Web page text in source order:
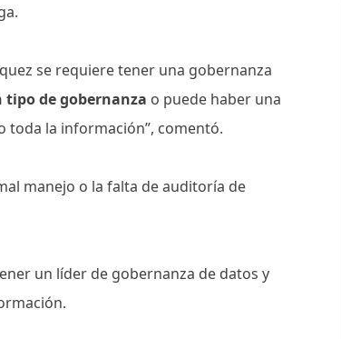
se requiere tener una gobernanza
de gobernanza o puede haber una
toda la información”, comentó.
manejo o la falta de auditoría de
un líder de gobernanza de datos y